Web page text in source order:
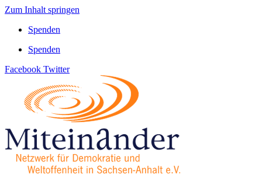
Zum Inhalt springen
Spenden
Spenden
Facebook Twitter